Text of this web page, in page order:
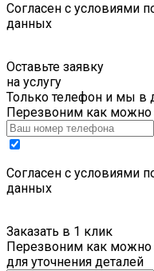
Cогласен с условиями
данных
Оставьте заявку
на услугу
Только телефон и мы в
Перезвоним как можно
Cогласен с условиями
данных
Заказать в 1 клик
Перезвоним как можно
для уточнения деталей